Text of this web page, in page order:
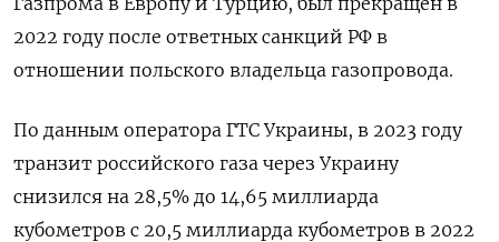
2022 году после ответных санкций РФ в
отношении польского владельца газопровода.
По данным оператора ГТС Украины, в 2023 году
транзит российского газа через Украину
снизился на 28,5% до 14,65 миллиарда
кубометров с 20,5 миллиарда кубометров в 2022